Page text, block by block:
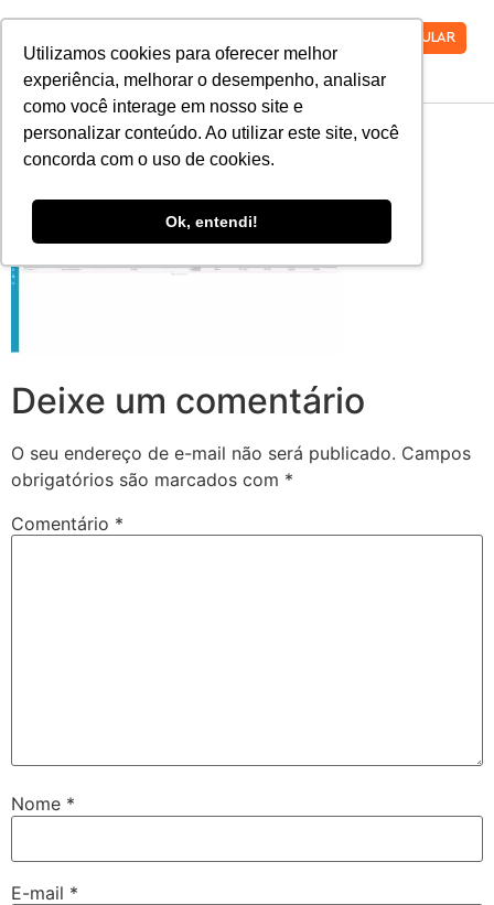
Utilizamos cookies para oferecer melhor
experiência, melhorar o desempenho, analisar
como você interage em nosso site e
personalizar conteúdo. Ao utilizar este site, você
concorda com o uso de cookies.
Ok, entendi!
VESTIBULAR
Rem08
Deixe um comentário
O seu endereço de e-mail não será publicado. Campos
obrigatórios são marcados com *
Comentário *
Nome *
E-mail *